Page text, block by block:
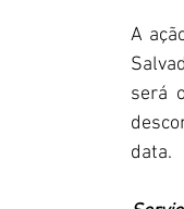
A
será
data.